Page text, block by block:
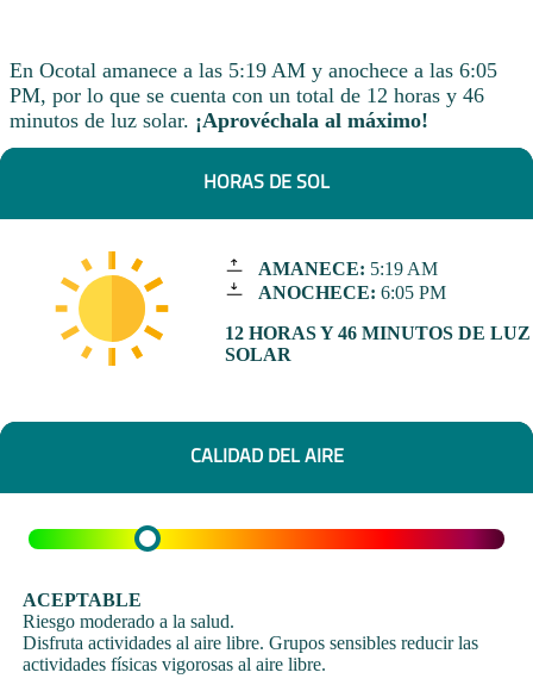
En Ocotal amanece a las 5:19 AM y anochece a las 6:05
PM, por lo que se cuenta con un total de 12 horas y 46
minutos de luz solar. ¡Aprovéchala al máximo!
HORAS DE SOL
AMANECE: 5:19 AM
ANOCHECE: 6:05 PM
12 HORAS Y 46 MINUTOS DE LUZ
SOLAR
CALIDAD DEL AIRE
ACEPTABLE
Riesgo moderado a la salud.
Disfruta actividades al aire libre. Grupos sensibles reducir las
actividades físicas vigorosas al aire libre.